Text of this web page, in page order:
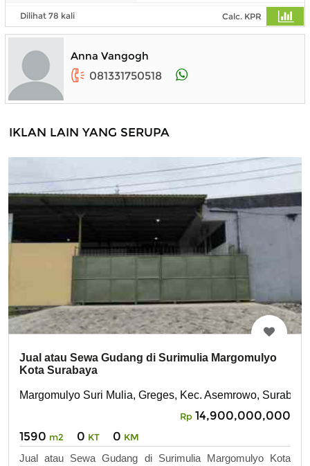
Dilihat 78 kali Calc. KPR
Anna Vangogh
081331750518
IKLAN LAIN YANG SERUPA
Jual atau Sewa Gudang di Surimulia Margomulyo
Kota Surabaya
Margomulyo Suri Mulia, Greges, Kec. Asemrowo,
Rp 14,900,000,000
1590 m2 0 KT 0 KM
Jual atau Sewa Gudang di Surimulia Margomulyo Kota